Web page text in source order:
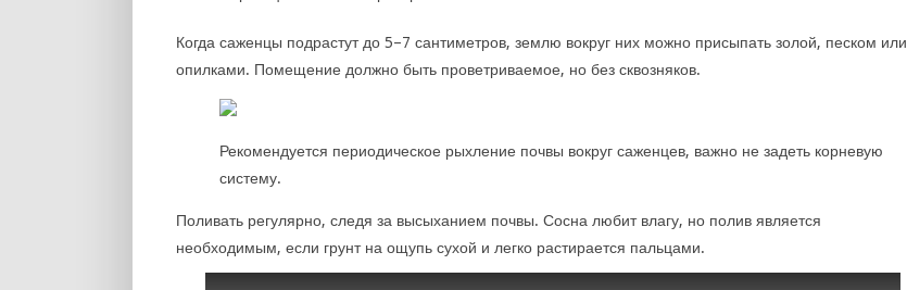
Когда саженцы подрастут до 5–7 сантиметров, землю вокруг них можно присыпать золой, песком или
опилками. Помещение должно быть проветриваемое, но без сквозняков.
Рекомендуется периодическое рыхление почвы вокруг саженцев, важно не задеть корневую
систему.
Поливать регулярно, следя за высыханием почвы. Сосна любит влагу, но полив является
необходимым, если грунт на ощупь сухой и легко растирается пальцами.